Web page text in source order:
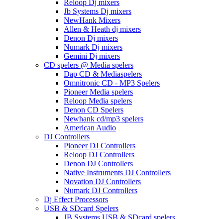
Reloop Dj mixers
Jb Systems Dj mixers
NewHank Mixers
Allen & Heath dj mixers
Denon Dj mixers
Numark Dj mixers
Gemini Dj mixers
CD spelers @ Media spelers
Dap CD & Mediaspelers
Omnitronic CD - MP3 Spelers
Pioneer Media spelers
Reloop Media spelers
Denon CD Spelers
Newhank cd/mp3 spelers
American Audio
DJ Controllers
Pioneer DJ Controllers
Reloop DJ Controllers
Denon DJ Controllers
Native Instruments DJ Controllers
Novation DJ Controllers
Numark DJ Controllers
Dj Effect Processors
USB & SDcard Spelers
JB Systems USB & SDcard spelers